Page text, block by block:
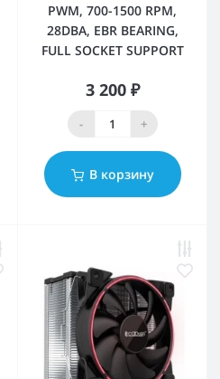
PWM, 700-1500 RPM,
28DBA, EBR BEARING,
FULL SOCKET SUPPORT
3 200 ₽
- +
В корзину